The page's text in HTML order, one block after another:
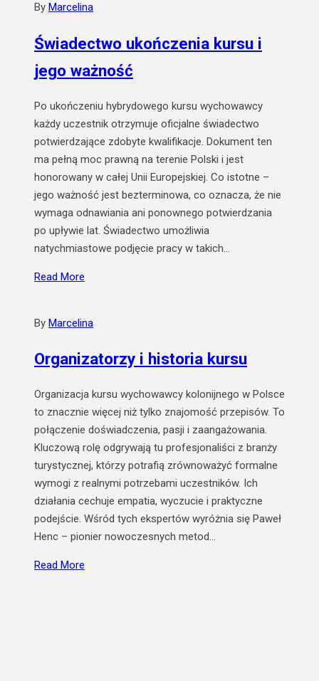
By Marcelina
Świadectwo ukończenia kursu i
jego ważność
Po ukończeniu hybrydowego kursu wychowawcy
każdy uczestnik otrzymuje oficjalne świadectwo
potwierdzające zdobyte kwalifikacje. Dokument ten
ma pełną moc prawną na terenie Polski i jest
honorowany w całej Unii Europejskiej. Co istotne –
jego ważność jest bezterminowa, co oznacza, że nie
wymaga odnawiania ani ponownego potwierdzania
po upływie lat. Świadectwo umożliwia
natychmiastowe podjęcie pracy w takich…
Read More
By Marcelina
Organizatorzy i historia kursu
Organizacja kursu wychowawcy kolonijnego w Polsce
to znacznie więcej niż tylko znajomość przepisów. To
połączenie doświadczenia, pasji i zaangażowania.
Kluczową rolę odgrywają tu profesjonaliści z branży
turystycznej, którzy potrafią zrównoważyć formalne
wymogi z realnymi potrzebami uczestników. Ich
działania cechuje empatia, wyczucie i praktyczne
podejście. Wśród tych ekspertów wyróżnia się Paweł
Henc – pionier nowoczesnych metod…
Read More